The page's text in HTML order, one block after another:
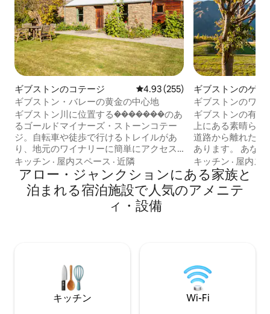
ギブストンのコテージ レビュー255件、5つ星中4.93つ
4.93 (255)
ギブストン・バレーの黄金の中心地
ギブストン川に位置する�������のあ
るゴールドマイナーズ・ストーンコテー
ジ。自転車や徒歩で行けるトレイルがあ
り、地元のワイナリーに簡単にアクセス
できます。 ニュージーランド・ロンリー
プラネットガイドの最新版に掲載されて
います。この受賞歴のある美しく修復さ
れたオリジナルのゴールドマイナーズコ
テージは、1874年にさかのぼります。 ギ
した拠点を提供します。 コテージの内装
はオープンプランのワンルームレイアウ
トで、片端に居心地の良いシッティング
エリアがあり、もう一方の端に部分的に
キッチン · 屋内スペース · 近隣
ギブストンのゲス
ト
ギブストンのワイ
晴らしい山の眺め
ギブストンの有名
上にある素晴らしい山
道路から離れた高
あります。 あな
の家に隣接してい
あり、とてもプライ
ンプランキッチン
グルームが新しく改
しむか、外に出て
しょう 地元のワインを飲みながら星空を
眺めましょう。
キッチン · 屋内ス
アロー・ジャンクションにある家族と
泊まれる宿泊施設で人気のアメニテ
ィ・設備
キッチン Wi-Fi